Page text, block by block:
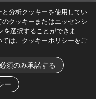
分析クッキーを使用してい
クッキーまたはエッセンシ
を選択することができま
は、クッキーポリシーをご
必須のみ承諾する
ー
約 クッキーポリシー
All Rights Reserved